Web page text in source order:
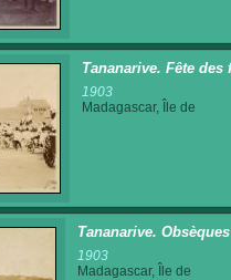
Tananarive. Fête des
1903
Madagascar, Île de
Tananarive.
1903
Madagascar, Île de